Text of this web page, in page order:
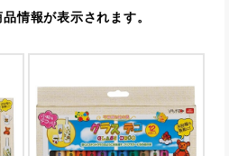
情報が表示されます。